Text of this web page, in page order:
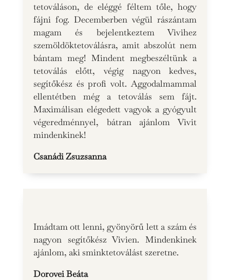
tetováláson, de eléggé féltem tőle, hogy
fájni fog. Decemberben végül rászántam
magam és bejelentkeztem Vivihez
szemöldöktetoválásra, amit abszolút nem
bántam meg! Mindent megbeszéltünk a
tetoválás előtt, végig nagyon kedves,
segítőkész és profi volt. Aggodalmammal
ellentétben még a tetoválás sem fájt.
Maximálisan elégedett vagyok a gyógyult
végeredménnyel, bátran ajánlom Vivit
mindenkinek!
Csanádi Zsuzsanna
Imádtam ott lenni, gyönyörű lett a szám és
nagyon segítőkész Vivien. Mindenkinek
ajánlom, aki sminktetoválást szeretne.
Dorovei Beáta